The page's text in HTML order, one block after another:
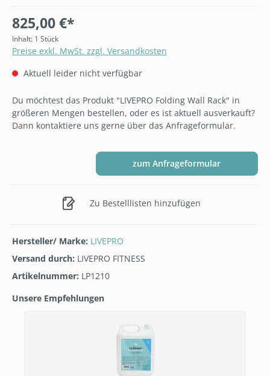
825,00 €*
Inhalt: 1 Stück
Preise exkl. MwSt. zzgl. Versandkosten
Aktuell leider nicht verfügbar
Du möchtest das Produkt "LIVEPRO Folding Wall Rack" in
größeren Mengen bestellen, oder es ist aktuell ausverkauft?
Dann kontaktiere uns gerne über das Anfrageformular.
zum Anfrageformular
Zu Bestelllisten hinzufügen
Hersteller/ Marke: LIVEPRO
Versand durch: LIVEPRO FITNESS
Artikelnummer: LP1210
Unsere Empfehlungen